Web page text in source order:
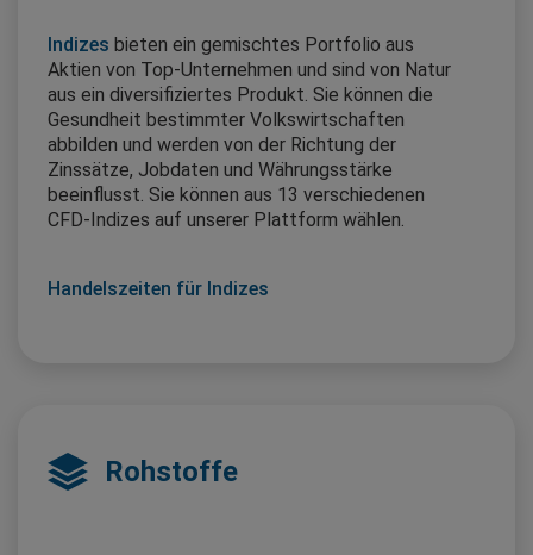
Indizes bieten ein gemischtes Portfolio aus
Aktien von Top-Unternehmen und sind von Natur
aus ein diversifiziertes Produkt. Sie können die
Gesundheit bestimmter Volkswirtschaften
abbilden und werden von der Richtung der
Zinssätze, Jobdaten und Währungsstärke
beeinflusst. Sie können aus 13 verschiedenen
CFD-Indizes auf unserer Plattform wählen.
Handelszeiten für Indizes
Rohstoffe